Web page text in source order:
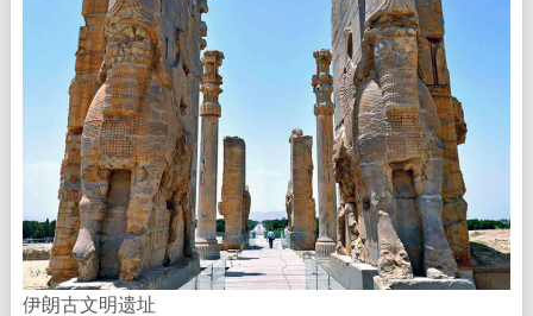
伊朗古文明遗址